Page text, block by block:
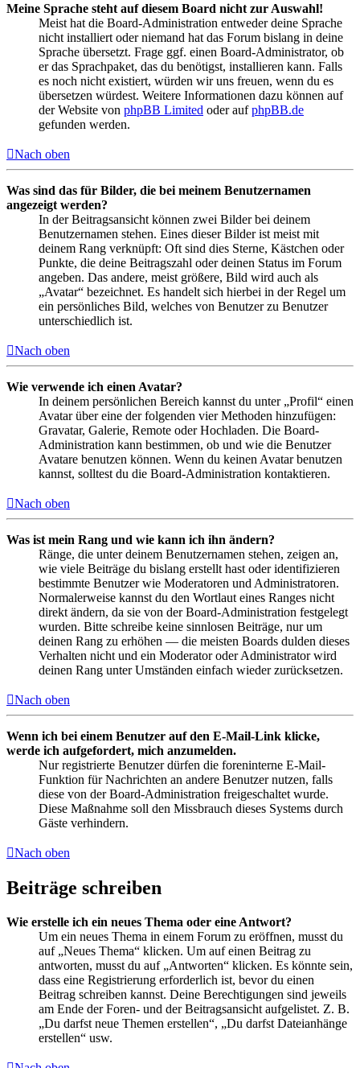
Meine Sprache steht auf diesem Board nicht zur Auswahl!
Meist hat die Board-Administration entweder deine Sprache
nicht installiert oder niemand hat das Forum bislang in deine
Sprache übersetzt. Frage ggf. einen Board-Administrator, ob
er das Sprachpaket, das du benötigst, installieren kann. Falls
es noch nicht existiert, würden wir uns freuen, wenn du es
übersetzen würdest. Weitere Informationen dazu können auf
der Website von phpBB Limited oder aufphpBB.de
gefunden werden.
Nach oben
Was sind das für Bilder, die bei meinem Benutzernamen
angezeigt werden?
In der Beitragsansicht können zwei Bilder bei deinem
Benutzernamen stehen. Eines dieser Bilder ist meist mit
deinem Rang verknüpft: Oft sind dies Sterne, Kästchen oder
Punkte, die deine Beitragszahl oder deinen Status im Forum
angeben. Das andere, meist größere, Bild wird auch als
„Avatar“ bezeichnet. Es handelt sich hierbei in der Regel um
ein persönliches Bild, welches von Benutzer zu Benutzer
unterschiedlich ist.
Nach oben
Wie verwende ich einen Avatar?
In deinem persönlichen Bereich kannst du unter „Profil“ einen
Avatar über eine der folgenden vier Methoden hinzufügen:
Gravatar, Galerie, Remote oder Hochladen. Die Board-
Administration kann bestimmen, ob und wie die Benutzer
Avatare benutzen können. Wenn du keinen Avatar benutzen
kannst, solltest du die Board-Administration kontaktieren.
Nach oben
Was ist mein Rang und wie kann ich ihn ändern?
Ränge, die unter deinem Benutzernamen stehen, zeigen an,
wie viele Beiträge du bislang erstellt hast oder identifizieren
bestimmte Benutzer wie Moderatoren und Administratoren.
Normalerweise kannst du den Wortlaut eines Ranges nicht
direkt ändern, da sie von der Board-Administration festgelegt
wurden. Bitte schreibe keine sinnlosen Beiträge, nur um
deinen Rang zu erhöhen — die meisten Boards dulden dieses
Verhalten nicht und ein Moderator oder Administrator wird
deinen Rang unter Umständen einfach wieder zurücksetzen.
Nach oben
Wenn ich bei einem Benutzer auf den E-Mail-Link klicke,
werde ich aufgefordert, mich anzumelden.
Nur registrierte Benutzer dürfen die foreninterne E-Mail-
Funktion für Nachrichten an andere Benutzer nutzen, falls
diese von der Board-Administration freigeschaltet wurde.
Diese Maßnahme soll den Missbrauch dieses Systems durch
Gäste verhindern.
Nach oben
Beiträge schreiben
Wie erstelle ich ein neues Thema oder eine Antwort?
Um ein neues Thema in einem Forum zu eröffnen, musst du
auf „Neues Thema“ klicken. Um auf einen Beitrag zu
antworten, musst du auf „Antworten“ klicken. Es könnte sein,
dass eine Registrierung erforderlich ist, bevor du einen
Beitrag schreiben kannst. Deine Berechtigungen sind jeweils
am Ende der Foren- und der Beitragsansicht aufgelistet. Z. B.
„Du darfst neue Themen erstellen“, „Du darfst Dateianhänge
erstellen“ usw.